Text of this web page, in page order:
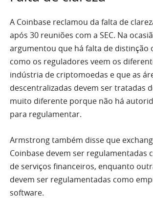
A Coinbase reclamou da falta de
após 30 reuniões com a SEC. Na
argumentou que há falta de distinção
como os reguladores veem os
indústria de criptomoedas e que as
descentralizadas devem ser tratadas
muito diferente porque não há
para regulamentar.
Armstrong também disse que
Coinbase devem ser regulamentadas
de serviços financeiros, enquanto
devem ser regulamentadas como
software.